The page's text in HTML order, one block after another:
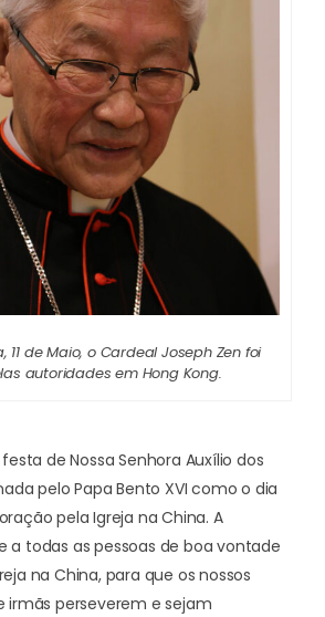
de Maio, o Cardeal Joseph Zen foi
autoridades em Hong Kong.
de Nossa Senhora Auxílio dos
pelo Papa Bento XVI como o dia
pela Igreja na China. A
a todas as pessoas de boa vontade
na China, para que os nossos
irmãs perseverem e sejam